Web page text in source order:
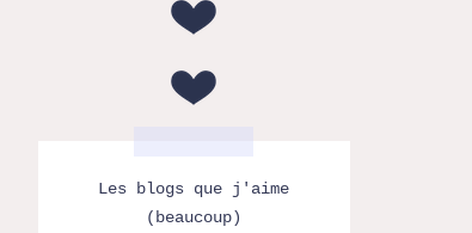
Les blogs que j'aime
(beaucoup)